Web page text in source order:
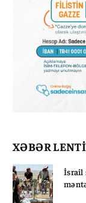
XƏBƏR LENTİ
İsrail